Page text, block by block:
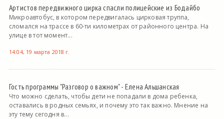
Артистов передвижного цирка спасли полицейские из Бодайбо
Микроавтобус, в котором передвигалась цирковая труппа,
сломался на трассе в 60-ти километрах от районного центра. На
улице в тот момент...
14:04, 19 марта 2018 г.
Гость программы "Разговор о важном" - Елена Альшанская
Что можно сделать, чтобы дети не попадали в дома ребенка,
оставались в родных семьях, и почему это так важно. Мнение на
эту тему сегодня в...